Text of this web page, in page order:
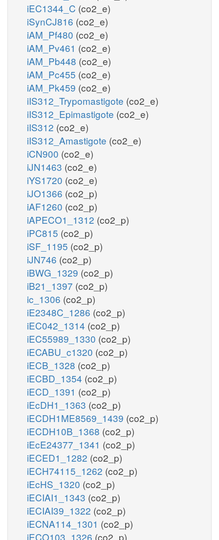
iEC1344_C (co2_e)
iSynCJ816 (co2_e)
iAM_Pf480 (co2_e)
iAM_Pv461 (co2_e)
iAM_Pb448 (co2_e)
iAM_Pc455 (co2_e)
iAM_Pk459 (co2_e)
iIS312_Trypomastigote (co2_e)
iIS312_Epimastigote (co2_e)
iIS312 (co2_e)
iIS312_Amastigote (co2_e)
iCN900 (co2_e)
iJN1463 (co2_e)
iYS1720 (co2_e)
iJO1366 (co2_p)
iAF1260 (co2_p)
iAPECO1_1312 (co2_p)
iPC815 (co2_p)
iSF_1195 (co2_p)
iJN746 (co2_p)
iBWG_1329 (co2_p)
iB21_1397 (co2_p)
ic_1306 (co2_p)
iE2348C_1286 (co2_p)
iEC042_1314 (co2_p)
iEC55989_1330 (co2_p)
iECABU_c1320 (co2_p)
iECB_1328 (co2_p)
iECBD_1354 (co2_p)
iECD_1391 (co2_p)
iEcDH1_1363 (co2_p)
iECDH1ME8569_1439 (co2_p)
iECDH10B_1368 (co2_p)
iEcE24377_1341 (co2_p)
iECED1_1282 (co2_p)
iECH74115_1262 (co2_p)
iEcHS_1320 (co2_p)
iECIAI1_1343 (co2_p)
iECIAI39_1322 (co2_p)
iECNA114_1301 (co2_p)
iECO103_1326 (co2_p)